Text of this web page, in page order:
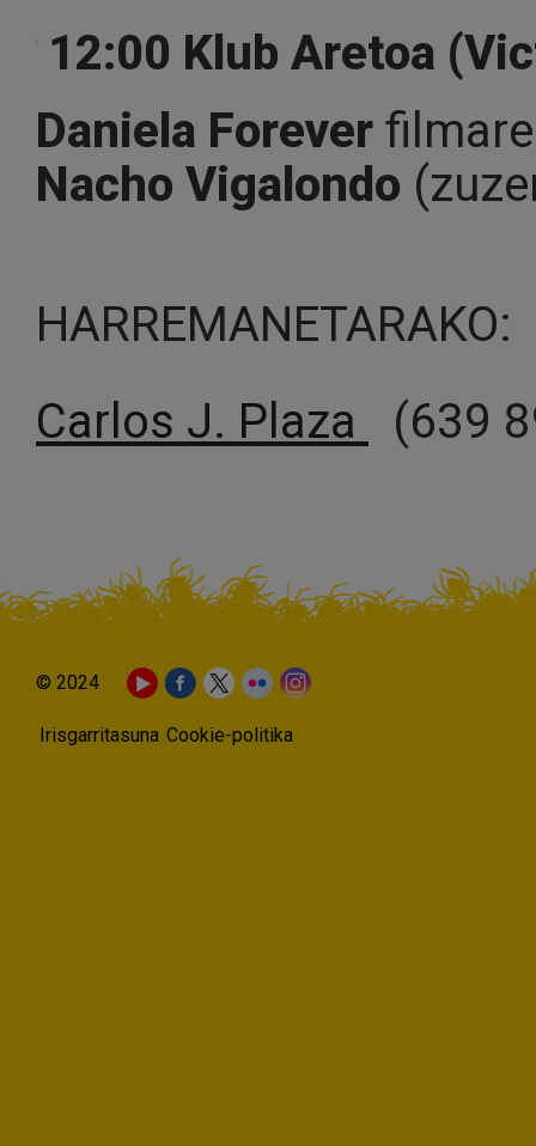
12:00 Klub Aretoa
Daniela Forever
Nacho Vigalondo
HARREMANETARAKO:
Carlos J. Plaza
(639
© 2024
Irisgarritasuna Cookie-politika